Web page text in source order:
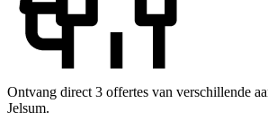
Ontvang direct 3 offertes van verschillende
Jelsum.